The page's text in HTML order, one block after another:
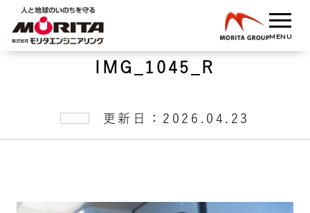
IMG_1045_R
更新日：2026.04.23